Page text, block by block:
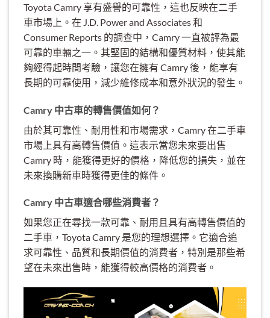
Toyota Camry 享有盛譽的可靠性，這也反映在二手
車市場上。在 J.D. Power and Associates 和
Consumer Reports 的調查中，Camry 一直被評為最
可靠的車輛之一。其堅固的結構和優質材料，使其能
夠經得起時間考驗，讓您在擁有 Camry 後，能享有
長期的可靠使用，減少維修成本和意外狀況的發生。
Camry 中古車的轉售價值如何？
由於其可靠性、耐用性和市場需求，Camry 在二手車
市場上具有高轉售價值。這表示當您未來要出售
Camry 時，能獲得更好的價格，降低您的損失，並在
未來換購新車時獲得更佳的條件。
Camry 中古車適合哪些消費者？
如果您正在尋找一款可靠、耐用且具有高轉售價值的
二手車，Toyota Camry 是您的理想選擇。它適合追
求可靠性、品質和長期價值的消費者，特別是那些希
望在未來出售時，能獲得較高價格的消費者。